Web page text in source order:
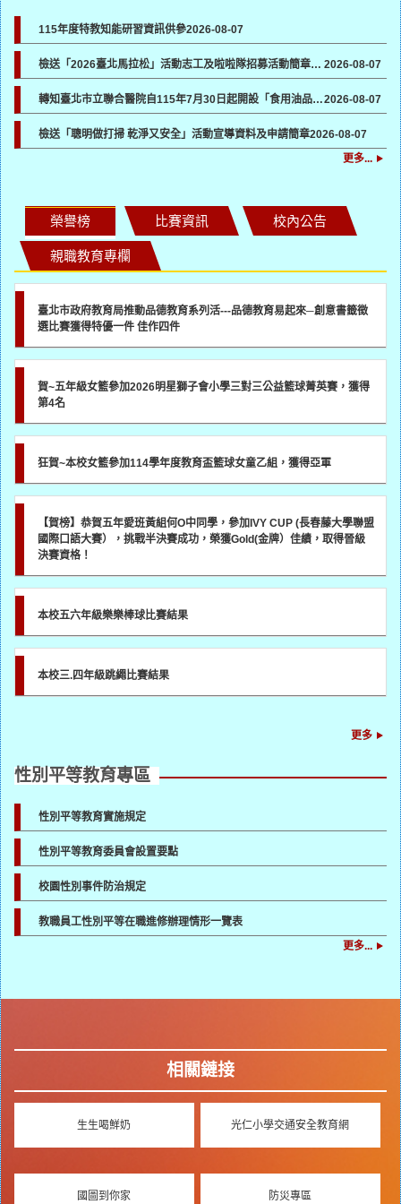
115年度特教知能研習資訊供參2026-08-07
檢送「2026臺北馬拉松」活動志工及啦啦隊招募活動簡章及報名表各1份，請貴機關協助於所屬管道宣傳並鼓勵踴躍報名參加 2026-08-07
轉知臺北市立聯合醫院自115年7月30日起開設「食用油品健康諮詢門診」一案，請各校（園）協助向所屬教職員工生宣導2026-08-07
檢送「聰明做打掃 乾淨又安全」活動宣導資料及申請簡章2026-08-07
更多...
榮譽榜 比賽資訊 校內公告
親職教育專欄
臺北市政府教育局推動品德教育系列活---品德教育易起來─創意書籤徵
選比賽獲得特優一件 佳作四件
賀~五年級女籃參加2026明星獅子會小學三對三公益籃球菁英賽，獲得
第4名
狂賀~本校女籃參加114學年度教育盃籃球女童乙組，獲得亞軍
【賀榜】恭賀五年愛班黃組何O中同學，參加IVY CUP (長春藤大學聯盟
國際口語大賽），挑戰半決賽成功，榮獲Gold(金牌）佳績，取得晉級
決賽資格！
本校五六年級樂樂棒球比賽結果
本校三.四年級跳繩比賽結果
更多
性別平等教育專區
性別平等教育實施規定
性別平等教育委員會設置要點
校園性別事件防治規定
教職員工性別平等在職進修辦理情形一覽表
更多...
相關鏈接
生生喝鮮奶 光仁小學交通安全教育網
國圖到你家 防災專區